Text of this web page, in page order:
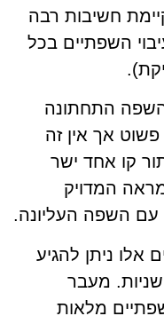
חשיבות רבה
השפתיים בכל
התחתונה
אך אין זה
קו אחד ישר
המדויק
השפה העליונה.
אלו ניתן להגיע
מעבר
מלאות